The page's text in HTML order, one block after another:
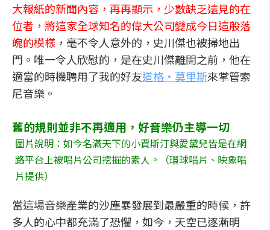
大報紙的新聞內容，再再顯示，少數缺乏遠見的在
位者，將這家全球知名的偉大公司變成今日這般落
魄的模樣 ，毫不令人意外的，史川傑也被掃地出
門。唯一令人欣慰的，是在史川傑離開之前，他在
適當的時機聘用了我的好友道格‧莫里斯來掌管索
尼音樂。
舊的規則並非不再適用，好音樂仍主導一切
圖片說明：如今名滿天下的小賈斯汀與愛黛兒皆是在網
路平台上被唱片公司挖掘的素人。（環球唱片、映象唱
片提供）
當這場音樂產業的沙塵暴發展到最嚴重的時候，許
多人的心中都充滿了恐懼，如今，天空已逐漸明